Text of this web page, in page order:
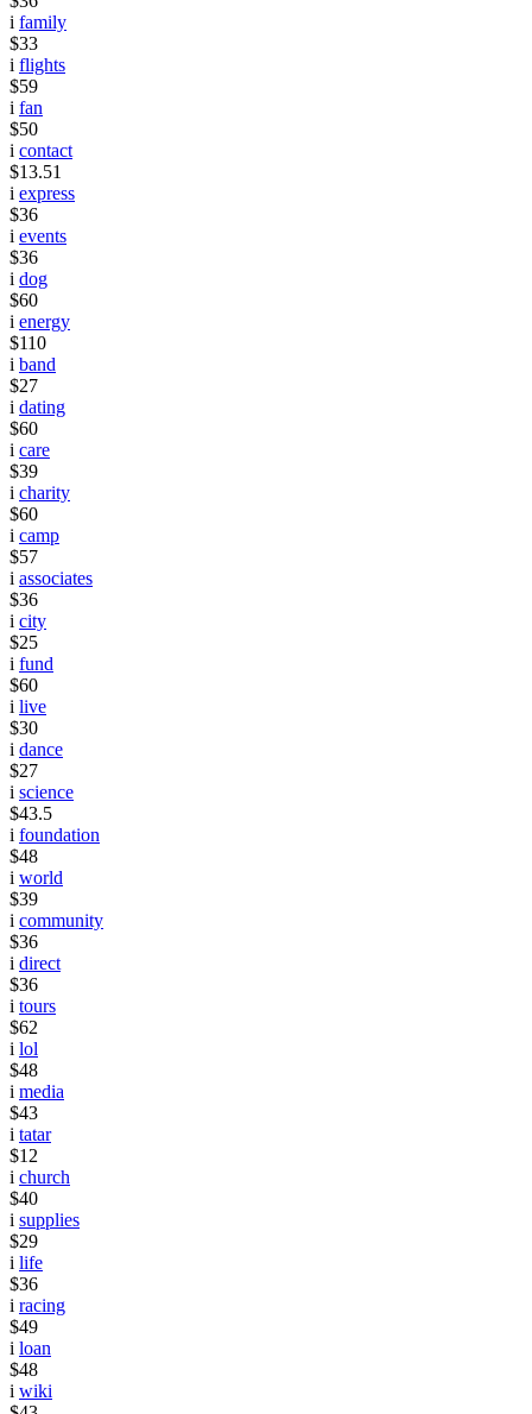
i family
$33
i flights
$59
i fan
$50
i contact
$13.51
i express
$36
i events
$36
i dog
$60
i energy
$110
i band
$27
i dating
$60
i care
$39
i charity
$60
i camp
$57
i associates
$36
i city
$25
i fund
$60
i live
$30
i dance
$27
i science
$43.5
i foundation
$48
i world
$39
i community
$36
i direct
$36
i tours
$62
i lol
$48
i media
$43
i tatar
$12
i church
$40
i supplies
$29
i life
$36
i racing
$49
i loan
$48
i wiki